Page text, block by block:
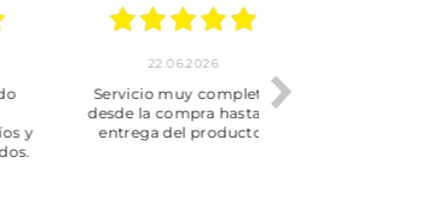
22.06.2026
Servicio muy completo
desde la compra hasta la
entrega del producto.